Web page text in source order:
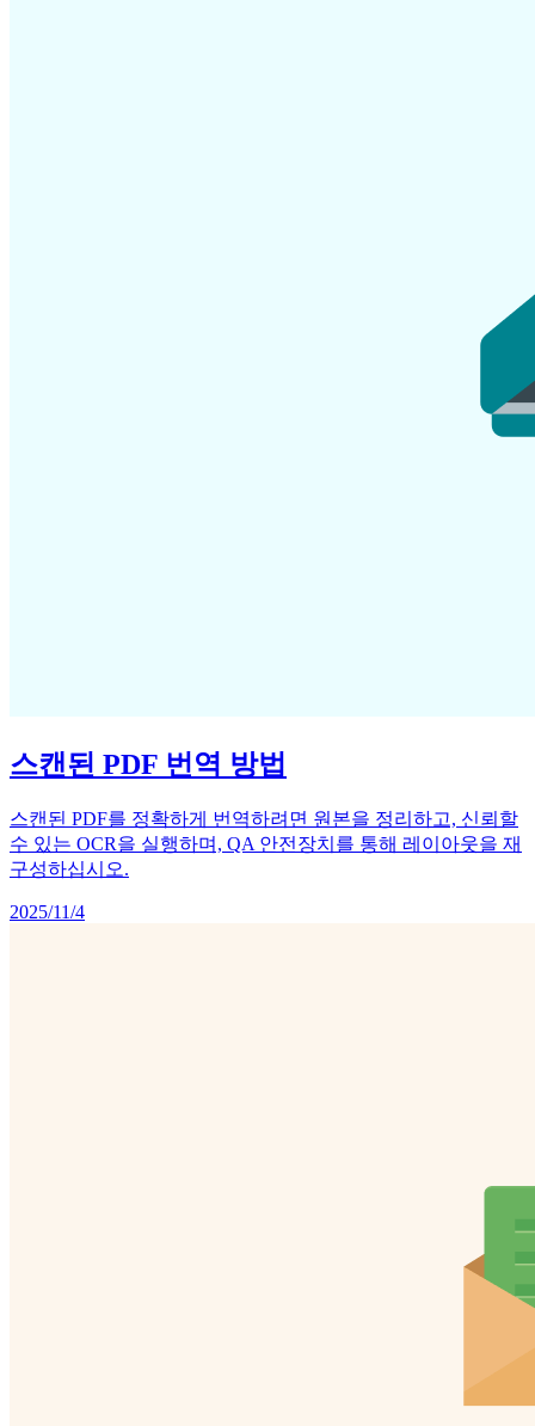
스캔된 PDF 번역 방법
스캔된 PDF를 정확하게 번역하려면 원본을 정리하고, 신뢰할
수 있는 OCR을 실행하며, QA 안전장치를 통해 레이아웃을 재
구성하십시오.
2025/11/4